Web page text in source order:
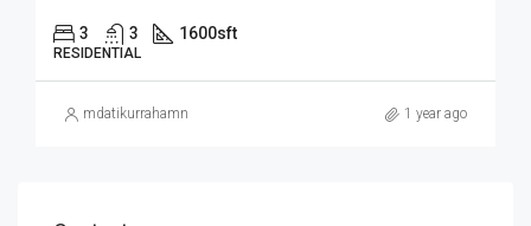
3 3 1600sft
RESIDENTIAL
mdatikurrahamn 1 year ago